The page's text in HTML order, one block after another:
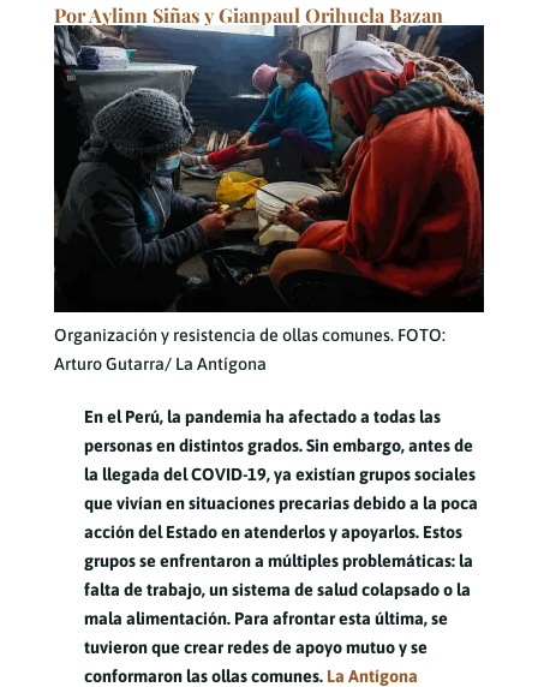
Por Aylinn Siñas y Gianpaul Orihuela Bazan
Organización y resistencia de ollas comunes. FOTO:
Arturo Gutarra/ La Antígona
En el Perú, la pandemia ha afectado a todas las
personas en distintos grados. Sin embargo, antes de
la llegada del COVID-19, ya existían grupos sociales
que vivían en situaciones precarias debido a la poca
acción del Estado en atenderlos y apoyarlos. Estos
grupos se enfrentaron a múltiples problemáticas: la
falta de trabajo, un sistema de salud colapsado o la
mala alimentación. Para afrontar esta última, se
tuvieron que crear redes de apoyo mutuo y se
conformaron las ollas comunes. La Antígona